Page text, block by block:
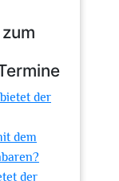
der
dem
der